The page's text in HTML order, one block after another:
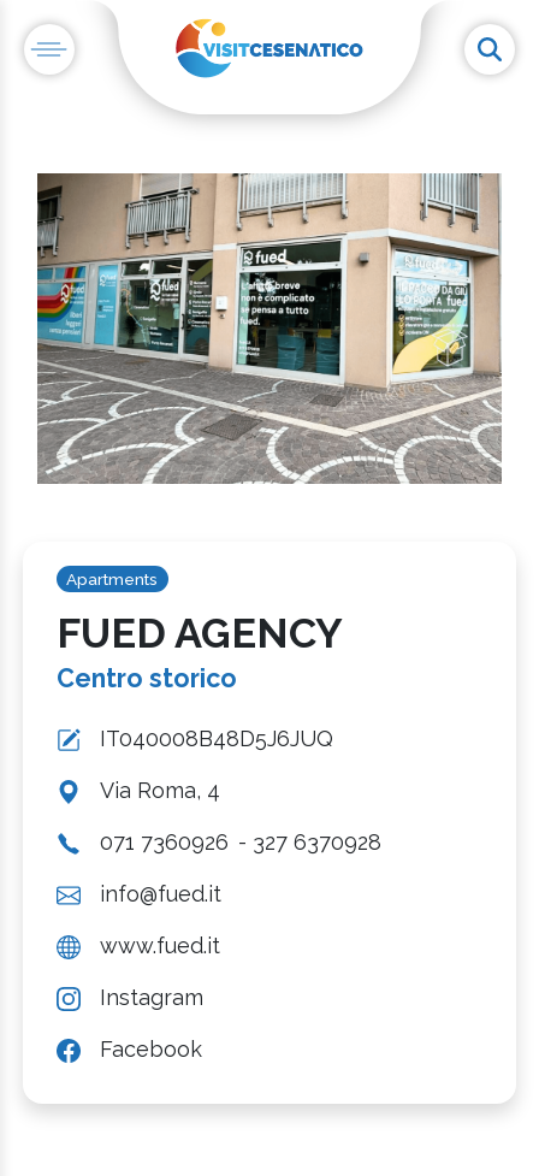
Apartments
FUED AGENCY
Centro storico
IT040008B48D5J6JUQ
Via Roma, 4
071 7360926 - 327 6370928
info@fued.it
www.fued.it
Instagram
Facebook